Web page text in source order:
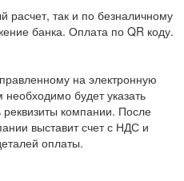
расчет, так и по безналичному
банка. Оплата по QR коду.
на электронную
необходимо будет указать
компании. После
выставит счет с НДС и
оплаты.